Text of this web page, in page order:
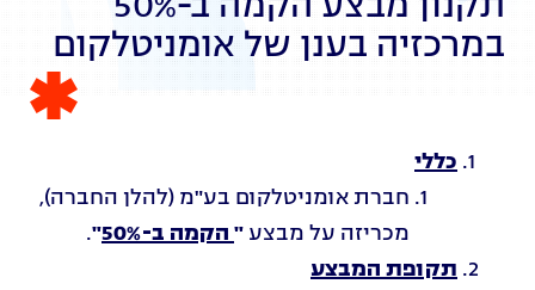
במרכזיה בענן של אומניטלקום
כללי­
חברת אומניטלקום בע"מ (להלן החברה),
מכריזה על מבצע " הקמה ב-50% "
.
תקופת המבצע